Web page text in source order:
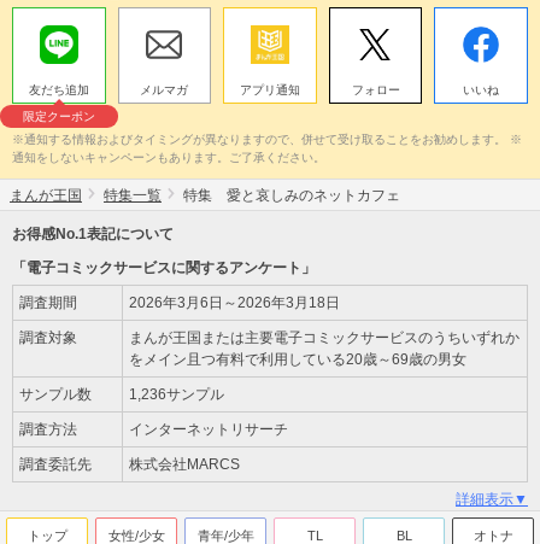
友だち追加
限定クーポン
メルマガ アプリ通知 フォロー いいね
※通知する情報およびタイミングが異なりますので、併せて受け取ることをお勧めします。 ※
通知をしないキャンペーンもあります。ご了承ください。
まんが王国 特集一覧 特集 愛と哀しみのネットカフェ
お得感No.1表記について
「電子コミックサービスに関するアンケート」
調査期間 2026年3月6日～2026年3月18日
調査対象
まんが王国または主要電子コミックサービスのうちいずれか
をメイン且つ有料で利用している20歳～69歳の男女
サンプル数 1,236サンプル
調査方法 インターネットリサーチ
調査委託先 株式会社MARCS
詳細表示▼
トップ 女性/少女 青年/少年 TL BL オトナ